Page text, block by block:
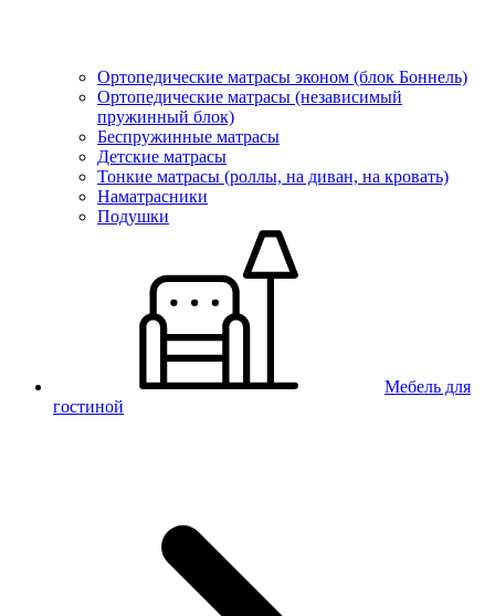
Ортопедические матрасы эконом (блок Боннель)
Ортопедические матрасы (независимый
пружинный блок)
Беcпружинные матрасы
Детские матрасы
Тонкие матрасы (роллы, на диван, на кровать)
Наматрасники
Подушки
Мебель для
гостиной